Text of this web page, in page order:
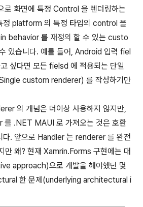
로 화면에 특정 Control 을 렌더링하는
정 platform 의 특정 타입의 control 을
behavior 를 재정의 할 수 있는 custo
있습니다. 예를 들어, Android 입력 fiel
싶다면 모든 fielsd 에 적용되는 단일
custom renderer) 를 작성하기만
의 개념은 더이상 사용하지 않지만,
를 .NET MAUI 로 가져오는 것은 호환
다. 앞으로 Handler 는 renderer 를 완전
만 왜? 현재 Xamrin.Forms 구현에는 대
approach)으로 개발을 해야했던 몇
한 문제(underlying architectural i